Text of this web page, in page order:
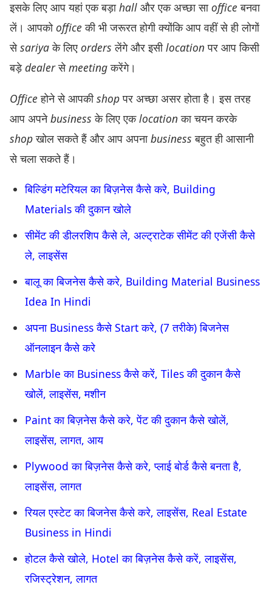
इसके लिए आप यहां एक बड़ाhall और एक अच्छा साofficeबनवा
लें। आपकोofficeकी भी जरूरत होगी क्योंकि आप वहीं से ही लोगों
सेsariyaके लिए orders लेंगे और इसीlocationपर आप किसी
बड़ेdealerसेmeetingकरेंगे।
Officeहोने से आपकीshopपर अच्छा असर होता है। इस तरह
आप अपनेbusiness के लिए एकlocationका चयन करके
shopखोल सकते हैं और आप अपनाbusiness बहुत ही आसानी
से चला सकते हैं।
बिल्डिंग मटेरियल का बिज़नेस कैसे करे, Building
Materials की दुकान खोले
सीमेंट की डीलरशिप कैसे ले, अल्ट्राटेक सीमेंट की एजेंसी कैसे
ले, लाइसेंस
बालू का बिजनेस कैसे करे, Building Material Business
Idea In Hindi
अपना Business कैसे Start करे, (7 तरीके) बिजनेस
ऑनलाइन कैसे करे
Marble का Business कैसे करें, Tiles की दुकान कैसे
खोलें, लाइसेंस, मशीन
Paint का बिज़नेस कैसे करे, पेंट की दुकान कैसे खोलें,
लाइसेंस, लागत, आय
Plywood का बिज़नेस कैसे करे, प्लाई बोर्ड कैसे बनता है,
लाइसेंस, लागत
रियल एस्टेट का बिजनेस कैसे करे, लाइसेंस, Real Estate
Business in Hindi
होटल कैसे खोले, Hotel का बिज़नेस कैसे करें, लाइसेंस,
रजिस्ट्रेशन, लागत